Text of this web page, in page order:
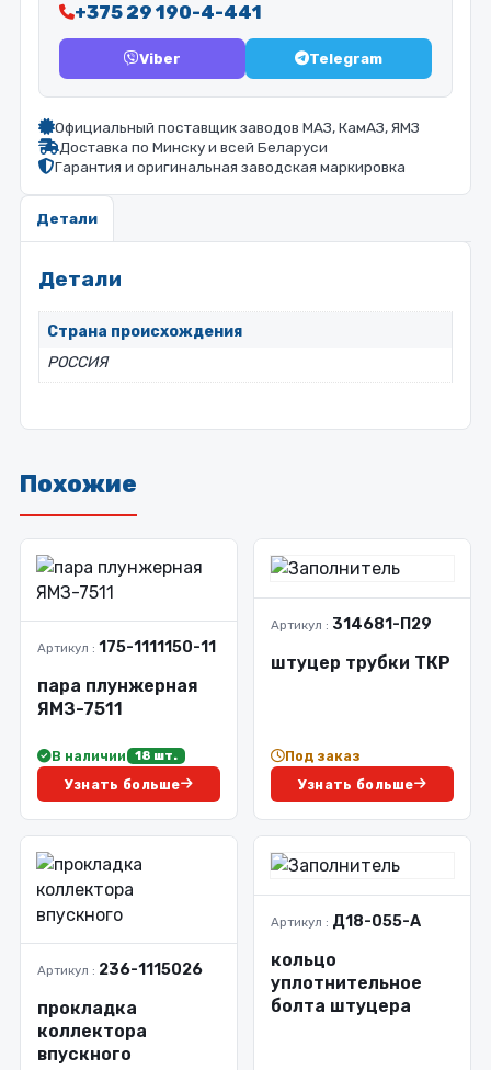
+375 29 190-4-441
Viber Telegram
Официальный поставщик заводов МАЗ, КамАЗ, ЯМЗ
Доставка по Минску и всей Беларуси
Гарантия и оригинальная заводская маркировка
Детали
Детали
Страна происхождения
РОССИЯ
Похожие
Артикул : 175-1111150-11
пара плунжерная
ЯМЗ-7511
В наличии 18 шт.
Узнать больше
Артикул : 314681-П29
штуцер трубки ТКР
Под заказ
Узнать больше
Артикул : 236-1115026
прокладка
коллектора
впускного
Артикул : Д18-055-А
кольцо
уплотнительное
болта штуцера